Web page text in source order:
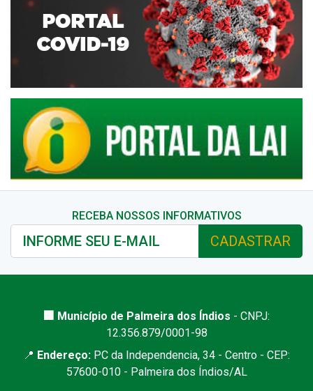
RECEBA NOSSOS INFORMATIVOS
CADASTRAR
🏢 Município de Palmeira dos Índios - CNPJ:
12.356.879/0001-98
📍 Endereço: PC da Independencia, 34 - Centro - CEP:
57600-010 - Palmeira dos Índios/AL